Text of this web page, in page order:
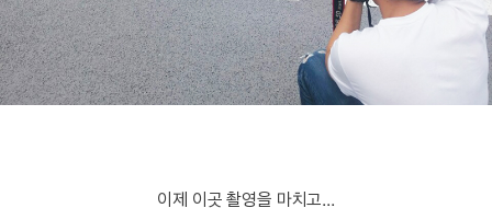
이제 이곳 촬영을 마치고...